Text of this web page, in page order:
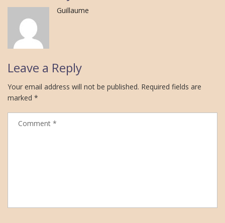
Guillaume
Leave a Reply
Your email address will not be published. Required fields are
marked *